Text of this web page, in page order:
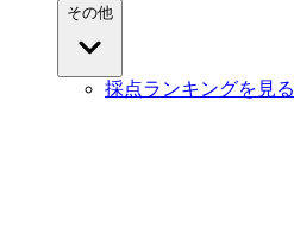
その他
採点ランキングを見る